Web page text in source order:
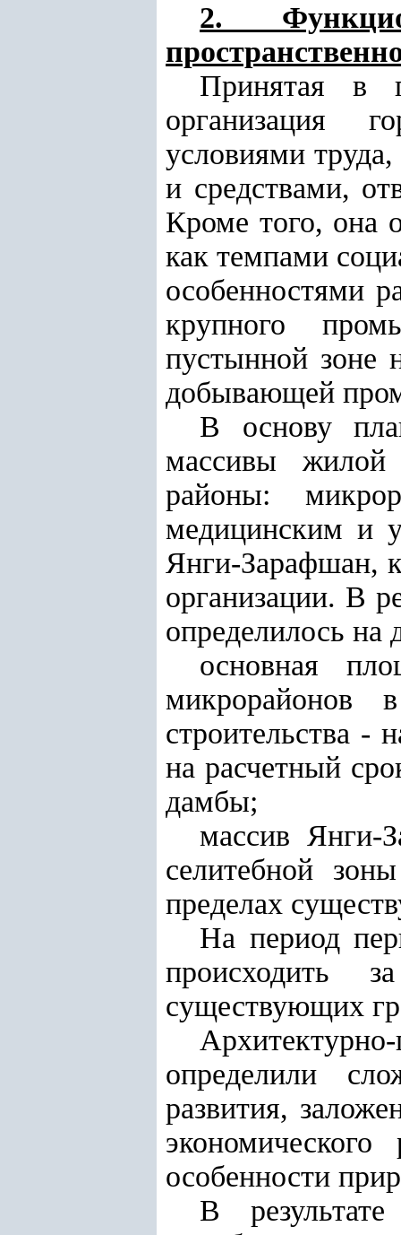
2.
Принятая в
организация
условиями
и средствами,
Кроме того, она
как темпами
особенностями
крупного
пустынной зоне
добывающей
В основу
массивы жилой
районы:
медицинским и
Янги-Зарафшан,
организации. В
определилось на
основная
микрорайонов
строительства -
на расчетный
дамбы;
массив Янги-
селитебной
пределах
На период
происходить
существующих
определили
развития,
особенности
В